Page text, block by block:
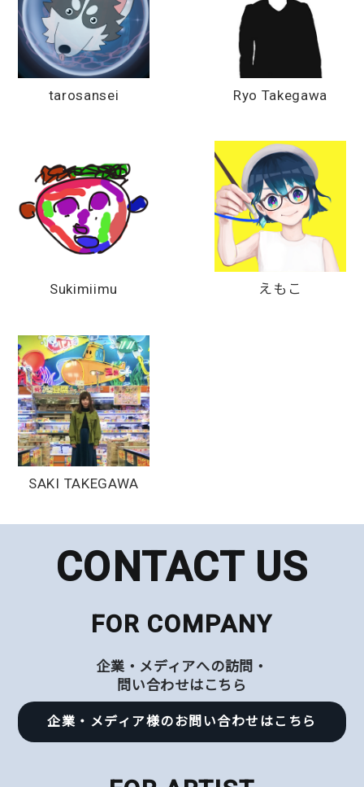
tarosansei Ryo Takegawa
Sukimiimu えもこ
SAKI TAKEGAWA
CONTACT US
FOR COMPANY
企業・メディアへの訪問・
問い合わせはこちら
企業・メディア様のお問い合わせはこちら